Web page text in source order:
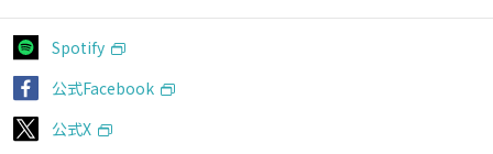
Spotify
公式Facebook
公式X